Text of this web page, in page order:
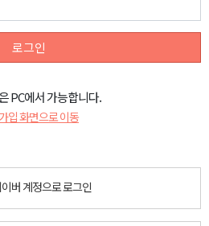
로그인
PC에서 가능합니다.
입 화면으로 이동
버 계정으로 로그인